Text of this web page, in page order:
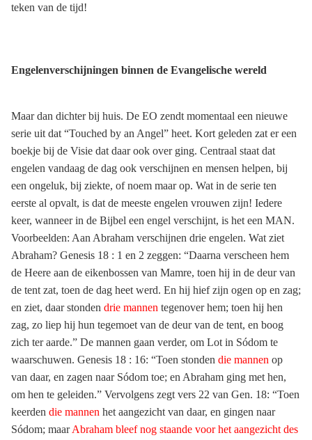
teken van de tijd!
Engelenverschijningen binnen de Evangelische wereld
Maar dan dichter bij huis. De EO zendt momentaal een nieuwe
serie uit dat “Touched by an Angel” heet. Kort geleden zat er een
boekje bij de Visie dat daar ook over ging. Centraal staat dat
engelen vandaag de dag ook verschijnen en mensen helpen, bij
een ongeluk, bij ziekte, of noem maar op. Wat in de serie ten
eerste al opvalt, is dat de meeste engelen vrouwen zijn! Iedere
keer, wanneer in de Bijbel een engel verschijnt, is het een MAN.
Voorbeelden: Aan Abraham verschijnen drie engelen. Wat ziet
Abraham? Genesis 18 : 1 en 2 zeggen: “Daarna verscheen hem
de Heere aan de eikenbossen van Mamre, toen hij in de deur van
de tent zat, toen de dag heet werd. En hij hief zijn ogen op en zag;
en ziet, daar stonden drie mannen tegenover hem; toen hij hen
zag, zo liep hij hun tegemoet van de deur van de tent, en boog
zich ter aarde.” De mannen gaan verder, om Lot in Sódom te
waarschuwen. Genesis 18 : 16: “Toen stonden die mannen op
van daar, en zagen naar Sódom toe; en Abraham ging met hen,
om hen te geleiden.” Vervolgens zegt vers 22 van Gen. 18: “Toen
keerden die mannen het aangezicht van daar, en gingen naar
Sódom; maarAbraham bleef nog staande voor het aangezicht des